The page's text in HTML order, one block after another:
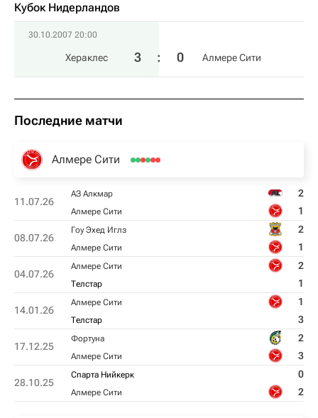
Кубок Нидерландов
30.10.2007 20:00
Хераклес 3 : 0 Алмере Сити
Последние матчи
Алмере Сити
11.07.26
АЗ Алкмар 2
Алмере Сити 1
08.07.26
Гоу Эхед Иглз 2
Алмере Сити 1
04.07.26
Алмере Сити 2
Телстар 1
14.01.26
Алмере Сити 1
Телстар 3
17.12.25
Фортуна 2
Алмере Сити 3
28.10.25
Спарта Нийкерк 0
Алмере Сити 2